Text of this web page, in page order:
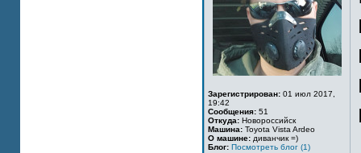
Зарегистрирован: 01 июл 2017,
19:42
Сообщения: 51
Откуда: Новороссийск
Машина: Toyota Vista Ardeo
О машине: диванчик =)
Блог: Посмотреть блог (1)